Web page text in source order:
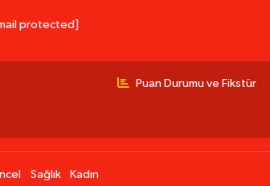
protected]
Puan Durumu ve Fikstür
Sağlık Kadın